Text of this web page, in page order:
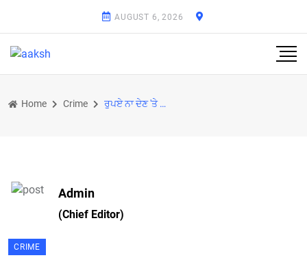
AUGUST 6, 2026
Home Crime ਰੁਪਏ ਨਾ ਦੇਣ 'ਤੇ ਚਾਕੂ ਮਾਰ ਮਾਰ ਕੇ ਵਿਅਕਤੀ ਨੇ ਉਤਾਰਿਆਂ ਇਕ ਨੂੰ ਮੌਤ ਦੇ ਘਾਟ
Admin
(Chief Editor)
CRIME